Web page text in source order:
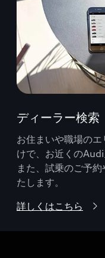
ディーラー検索
お住まいや職場の
けで、お近くのAudi
また、試乗のご予
たします。
詳しくはこちら